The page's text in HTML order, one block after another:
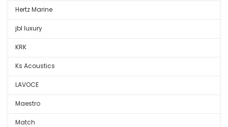
Hertz Marine
jbl luxury
KRK
Ks Acoustics
LAVOCE
Maestro
Match